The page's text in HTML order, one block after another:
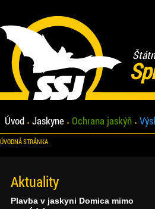
Úvod Jaskyne Ochrana jaskýň
ÚVODNÁ STRÁNKA
Aktuality
Plavba v jaskyni Domica mimo